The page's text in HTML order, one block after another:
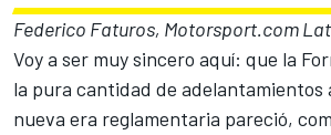
Federico Faturos, Motorsport.com
Voy a ser muy sincero aquí: que la
la pura cantidad de adelantamientos
nueva era reglamentaria pareció,